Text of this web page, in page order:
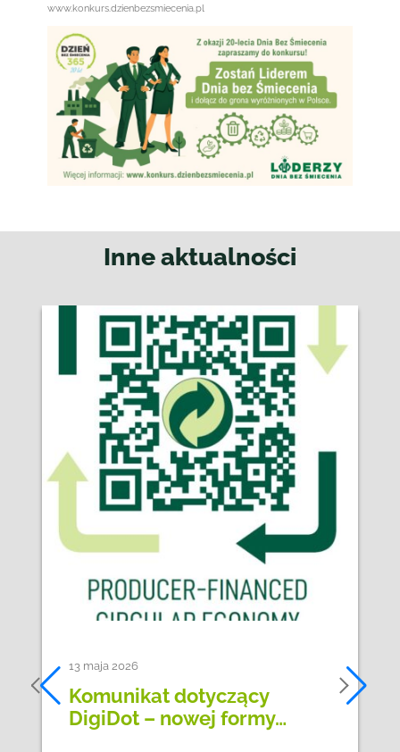
www.konkurs.dzienbezsmiecenia.pl
Inne aktualności
13 maja 2026
Komunikat dotyczący
DigiDot – nowej formy…